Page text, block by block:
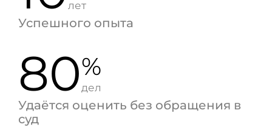
лет
Успешного опыта
80%
дел
Удаётся оценить без обращения в
суд